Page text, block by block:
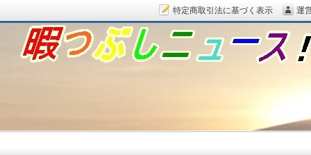
特定商取引法に基づく表示 運